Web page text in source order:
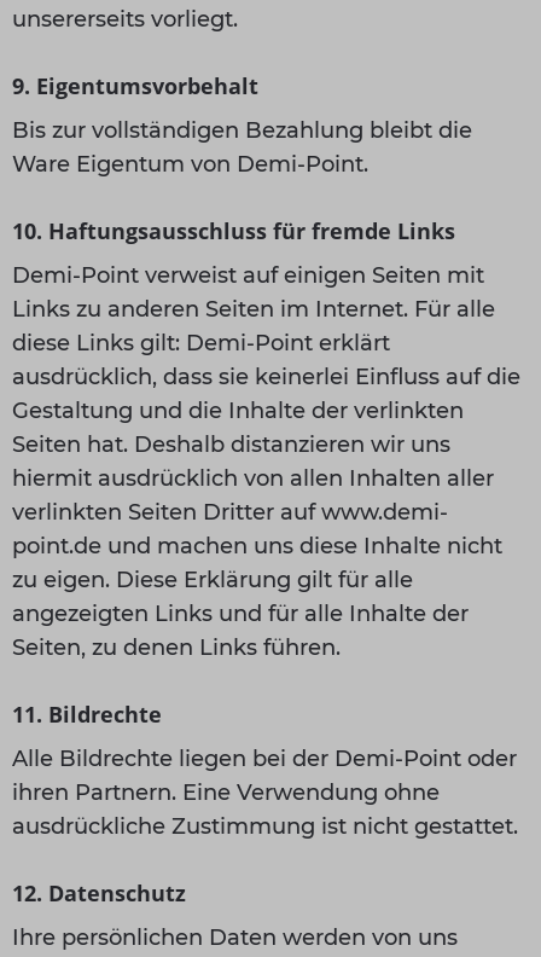
unsererseits vorliegt.
9. Eigentumsvorbehalt
Bis zur vollständigen Bezahlung bleibt die
Ware Eigentum von Demi-Point.
10. Haftungsausschluss für fremde Links
Demi-Point verweist auf einigen Seiten mit
Links zu anderen Seiten im Internet. Für alle
diese Links gilt: Demi-Point erklärt
ausdrücklich, dass sie keinerlei Einfluss auf die
Gestaltung und die Inhalte der verlinkten
Seiten hat. Deshalb distanzieren wir uns
hiermit ausdrücklich von allen Inhalten aller
verlinkten Seiten Dritter auf www.demi-
point.de und machen uns diese Inhalte nicht
zu eigen. Diese Erklärung gilt für alle
angezeigten Links und für alle Inhalte der
Seiten, zu denen Links führen.
11. Bildrechte
Alle Bildrechte liegen bei der Demi-Point oder
ihren Partnern. Eine Verwendung ohne
ausdrückliche Zustimmung ist nicht gestattet.
12. Datenschutz
Ihre persönlichen Daten werden von uns